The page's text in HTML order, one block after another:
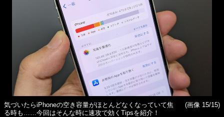
気づいたらiPhoneの空き容量がほとんどなくなっていて焦
る時も……今回はそんな時に速攻で効くTipsを紹介！
(画像 15/15)